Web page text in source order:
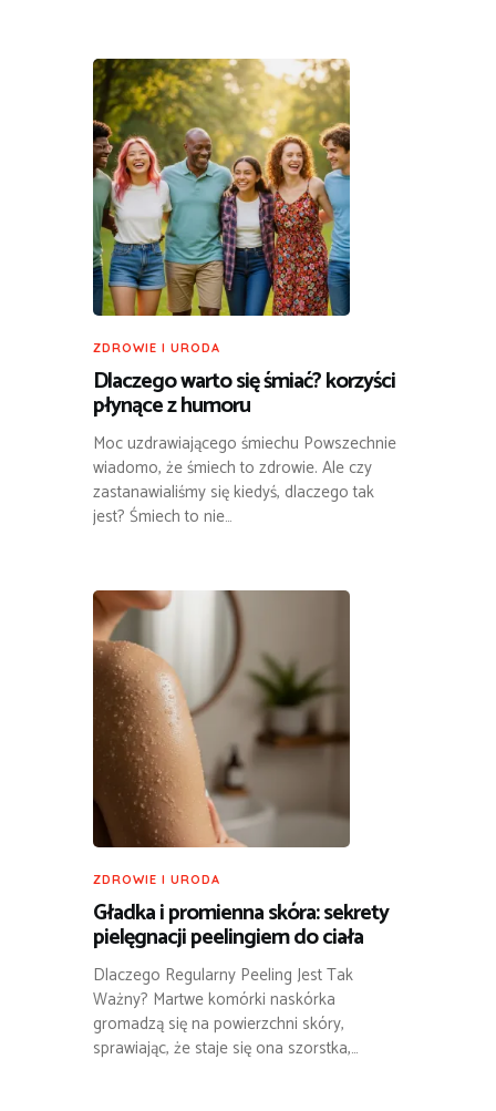
ZDROWIE I URODA
Dlaczego warto się śmiać? korzyści
płynące z humoru
Moc uzdrawiającego śmiechu Powszechnie
wiadomo, że śmiech to zdrowie. Ale czy
zastanawialiśmy się kiedyś, dlaczego tak
jest? Śmiech to nie…
ZDROWIE I URODA
Gładka i promienna skóra: sekrety
pielęgnacji peelingiem do ciała
Dlaczego Regularny Peeling Jest Tak
Ważny? Martwe komórki naskórka
gromadzą się na powierzchni skóry,
sprawiając, że staje się ona szorstka,…